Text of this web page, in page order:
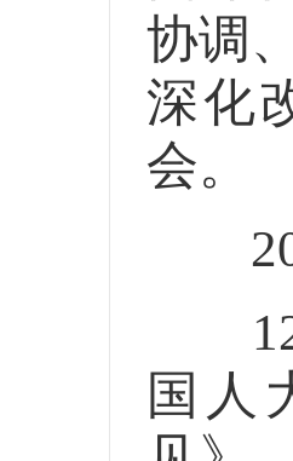
协调
深化
会。
12
国人